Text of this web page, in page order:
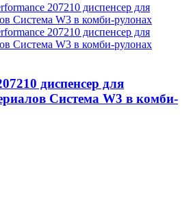
диспенсер для
Система W3 в комби-